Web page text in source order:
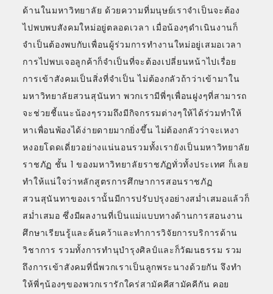
ด้านในมหาวิทยาลัย ด้วยความที่มนุษย์เราจำเป็นจะต้อง
ไปพบพบสังคมใหม่อยู่ตลอดเวลา เมื่อน้องๆดำเนินงานก็
จำเป็นต้องพบกับเพื่อนผู้ร่วมการทำงานใหม่อยู่เสมอเวลา
การไปพบเจอลูกค้าก็จำเป็นที่จะต้องเปลี่ยนหน้าไปเรื่อย
การเข้าสังคมเป็นสิ่งที่จำเป็น ไม่ต้องกลัวถ้าว่าเข้ามาใน
มหาวิทยาลัยสวนสุนันทา พวกเรามีพี่ๆเพื่อนฝูงๆที่สามารถ
จะช่วยชี้แนะน้องๆรวมถึงมีกิจกรรมต่างๆให้ได้ร่วมทำให้
หาเพื่อนพ้องได้ง่ายดายมากยิ่งขึ้น ไม่ต้องกลัวว่าจะเหงา
หงอยโดดเดี่ยวอย่างแน่นอนรวมทั้งเรายังเป็นมหาวิทยาลัย
ราชภัฏ ชั้น 1 ของมหาวิทยาลัยราชภัฏทั่วทั้งประเทศ ก็เลย
ทำให้แน่ใจว่าหลักสูตรการศึกษาการสอนราชภัฏ
สวนสุนันทาของเรานั้นมีการปรับปรุงอย่างสม่ำเสมอแล้วก็
สม่ำเสมอ ซึ่งมีผลงานที่เป็นแม่แบบทางด้านการสอนงาน
ศึกษาเรียนรู้และค้นคว้าและทำการวิจัยการบริการด้าน
วิชาการ รวมทั้งการทำนุบำรุงศิลป์และก็วัฒนธรรม รวม
ถึงการเข้าสังคมที่นี่พวกเราเป็นลูกพระนางด้วยกัน จึงทำ
ให้พี่ๆน้องๆของพวกเรารักใคร่สามัคคีสามัคคีกัน คอย